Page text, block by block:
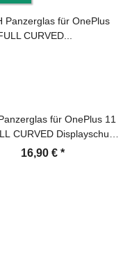
für OnePlus 11
CURVED Displayschutz
Panzerfolie Schutzfolie
16,90 € *